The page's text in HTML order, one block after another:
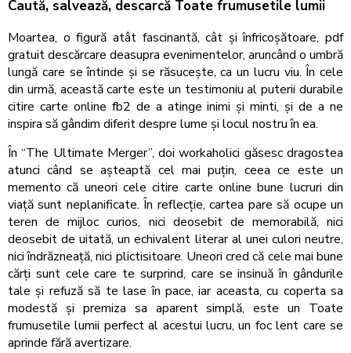
Caută, salvează, descarcă Toate frumusetile lumii
Moartea, o figură atât fascinantă, cât și înfricoșătoare, pdf
gratuit descărcare deasupra evenimentelor, aruncând o umbră
lungă care se întinde și se răsucește, ca un lucru viu. În cele
din urmă, această carte este un testimoniu al puterii durabile
citire carte online fb2 de a atinge inimi și minti, și de a ne
inspira să gândim diferit despre lume și locul nostru în ea.
În “The Ultimate Merger”, doi workaholici găsesc dragostea
atunci când se așteaptă cel mai puțin, ceea ce este un
memento că uneori cele citire carte online bune lucruri din
viață sunt neplanificate. În reflecție, cartea pare să ocupe un
teren de mijloc curios, nici deosebit de memorabilă, nici
deosebit de uitată, un echivalent literar al unei culori neutre,
nici îndrăzneață, nici plictisitoare. Uneori cred că cele mai bune
cărți sunt cele care te surprind, care se insinuă în gândurile
tale și refuză să te lase în pace, iar aceasta, cu coperta sa
modestă și premiza sa aparent simplă, este un Toate
frumusetile lumii perfect al acestui lucru, un foc lent care se
aprinde fără avertizare.